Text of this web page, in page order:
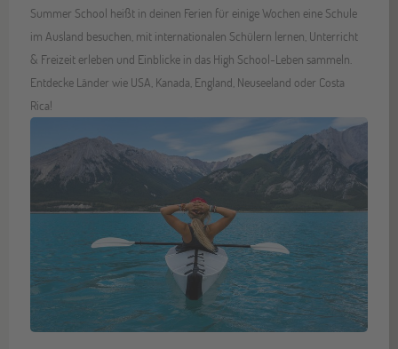
Summer School heißt in deinen Ferien für einige Wochen eine Schule
im Ausland besuchen, mit internationalen Schülern lernen, Unterricht
& Freizeit erleben und Einblicke in das High School-Leben sammeln.
Entdecke Länder wie USA, Kanada, England, Neuseeland oder Costa
Rica!